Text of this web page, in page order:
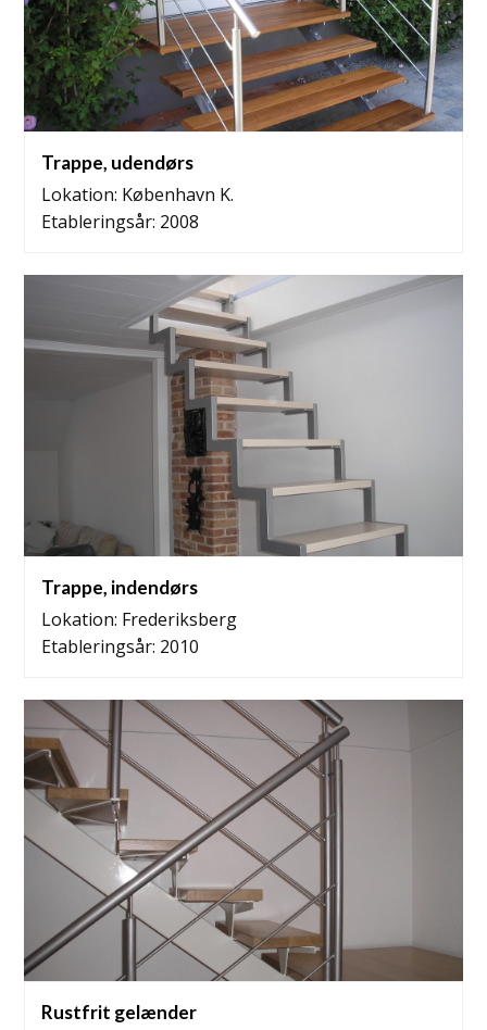
Trappe, udendørs
Lokation: København K.
Etableringsår: 2008
Trappe, indendørs
Lokation: Frederiksberg
Etableringsår: 2010
Rustfrit gelænder